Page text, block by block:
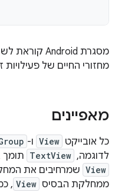
מסגרת Android קוראת לשיטת הקריאה החוזרת
מחזורי החיים של פעילויות
מאפיינים
כל אובייקט View ו-
לדוגמה, TextView תומך
View שמרחיבים את
ממחלקת הבסיס View
,